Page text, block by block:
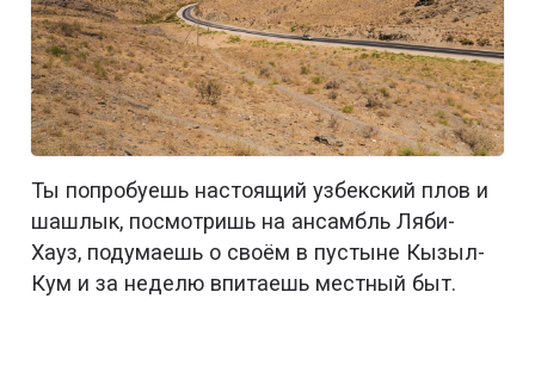
Ты попробуешь настоящий узбекский плов и
шашлык, посмотришь на ансамбль Ляби-
Хауз, подумаешь о своём в пустыне Кызыл-
Кум и за неделю впитаешь местный быт.